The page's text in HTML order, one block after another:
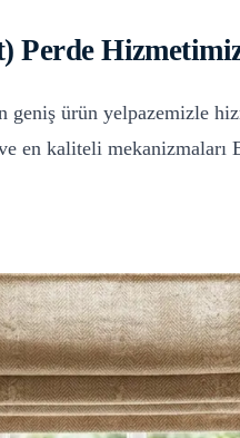
Perde
geniş ürün yelpazemizle
en kaliteli mekanizmaları